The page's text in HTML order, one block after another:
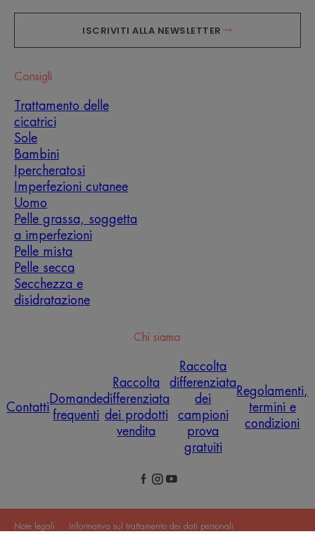
ISCRIVITI ALLA NEWSLETTER
Consigli
Trattamento delle
cicatrici
Sole
Bambini
Ipercheratosi
Imperfezioni cutanee
Uomo
Pelle grassa, soggetta
a imperfezioni
Pelle mista
Pelle secca
Secchezza e
disidratazione
Chi siamo
Contatti
Domande
frequenti
Raccolta
differenziata
dei prodotti
vendita
Raccolta
differenziata
dei
campioni
prova
gratuiti
Regolamenti,
termini e
condizioni
Note legali
Informativa sul trattamento dei dati personali